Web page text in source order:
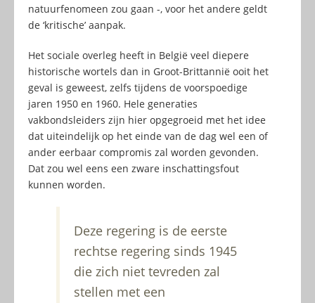
natuurfenomeen zou gaan -, voor het andere geldt
de ‘kritische’ aanpak.
Het sociale overleg heeft in België veel diepere
historische wortels dan in Groot-Brittannië ooit het
geval is geweest, zelfs tijdens de voorspoedige
jaren 1950 en 1960. Hele generaties
vakbondsleiders zijn hier opgegroeid met het idee
dat uiteindelijk op het einde van de dag wel een of
ander eerbaar compromis zal worden gevonden.
Dat zou wel eens een zware inschattingsfout
kunnen worden.
Deze regering is de eerste
rechtse regering sinds 1945
die zich niet tevreden zal
stellen met een